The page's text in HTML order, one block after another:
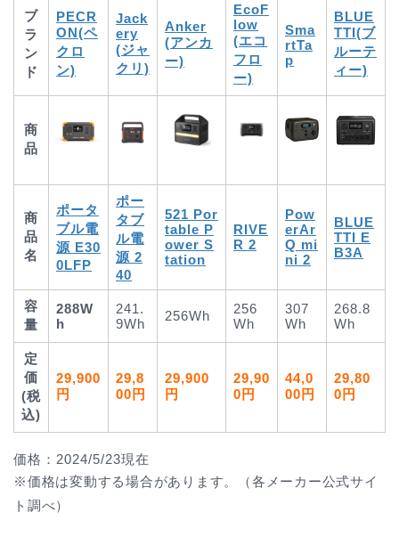
ブ
ラ
ン
ド
PECR
ON(ペ
クロ
ン)
Jack
ery
(ジャ
クリ)
Anker
(アンカ
ー)
EcoF
low
(エコ
フロ
ー)
Sma
rtTa
p
BLUE
TTI(ブ
ルーテ
ィー)
商
品
商
品
名
ポータ
ブル電
源 E30
0LFP
ポー
タブ
ル電
源 2
40
521 Por
table P
ower S
tation
RIVE
R 2
Pow
erAr
Q mi
ni 2
BLUE
TTI E
B3A
容
量
288W
h
241.
9Wh
256Wh
256
Wh
307
Wh
268.8
Wh
定
価
(税
込)
29,900
円
29,8
00円
29,900
円
29,90
0円
44,0
00円
29,80
0円
価格：2024/5/23現在
※価格は変動する場合があります。（各メーカー公式サイ
ト調べ）